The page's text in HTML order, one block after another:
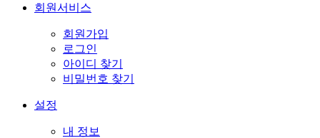
회원서비스
회원가입
로그인
아이디 찾기
비밀번호 찾기
설정
내 정보